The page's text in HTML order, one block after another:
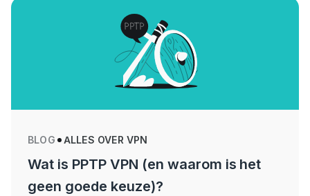
BLOG ALLES OVER VPN
Wat is PPTP VPN (en waarom is het
geen goede keuze)?